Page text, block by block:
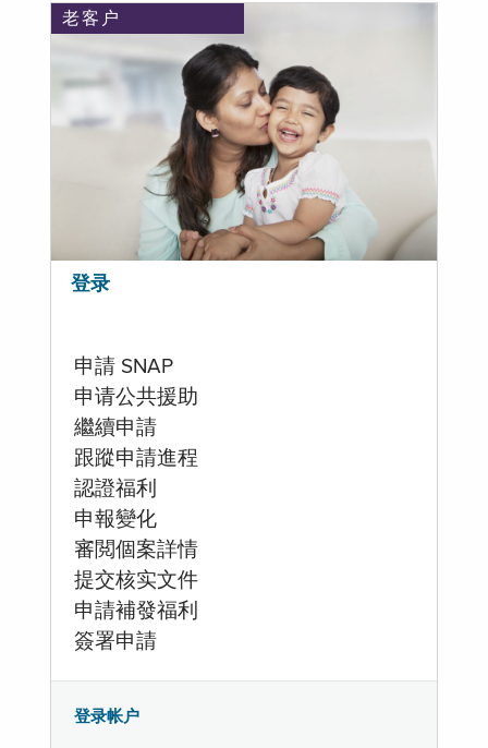
老客户
登录
申請 SNAP
申请公共援助
繼續申請
跟蹤申請進程
認證福利
申報變化
審閲個案詳情
提交核实文件
申請補發福利
簽署申請
登录帐户